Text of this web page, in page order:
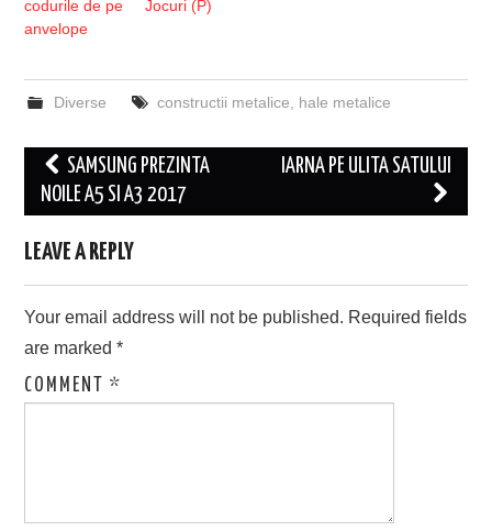
codurile de pe
anvelope
Jocuri (P)
Diverse constructii metalice hale metalice
Post
navigation
SAMSUNG PREZINTA
NOILE A5 SI A3 2017
IARNA PE ULITA SATULUI
LEAVE A REPLY
Your email address will not be published. Required fields
are marked*
COMMENT*